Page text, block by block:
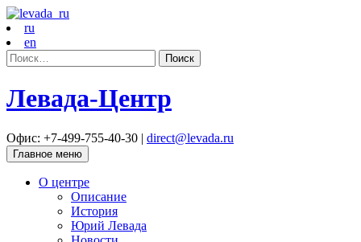
ru
en
Найти:
Левада-Центр
Офис: +7-499-755-40-30 | direct@levada.ru
Главное меню
О центре
Описание
История
Юрий Левада